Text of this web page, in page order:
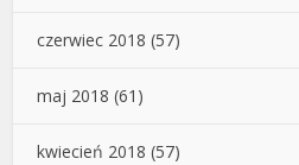
czerwiec 2018 (57)
maj 2018 (61)
kwiecień 2018 (57)